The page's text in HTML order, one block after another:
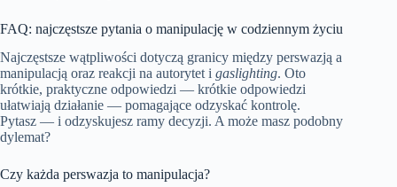
FAQ: najczęstsze pytania o manipulację w codziennym życiu
Najczęstsze wątpliwości dotyczą granicy między perswazją a
manipulacją oraz reakcji na autorytet i gaslighting. Oto
krótkie, praktyczne odpowiedzi — krótkie odpowiedzi
ułatwiają działanie — pomagające odzyskać kontrolę.
Pytasz — i odzyskujesz ramy decyzji. A może masz podobny
dylemat?
Czy każda perswazja to manipulacja?